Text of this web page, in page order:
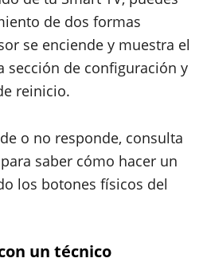
de dos formas
se enciende y muestra el
sección de configuración y
reinicio.
o no responde, consulta
saber cómo hacer un
los botones físicos del
un técnico